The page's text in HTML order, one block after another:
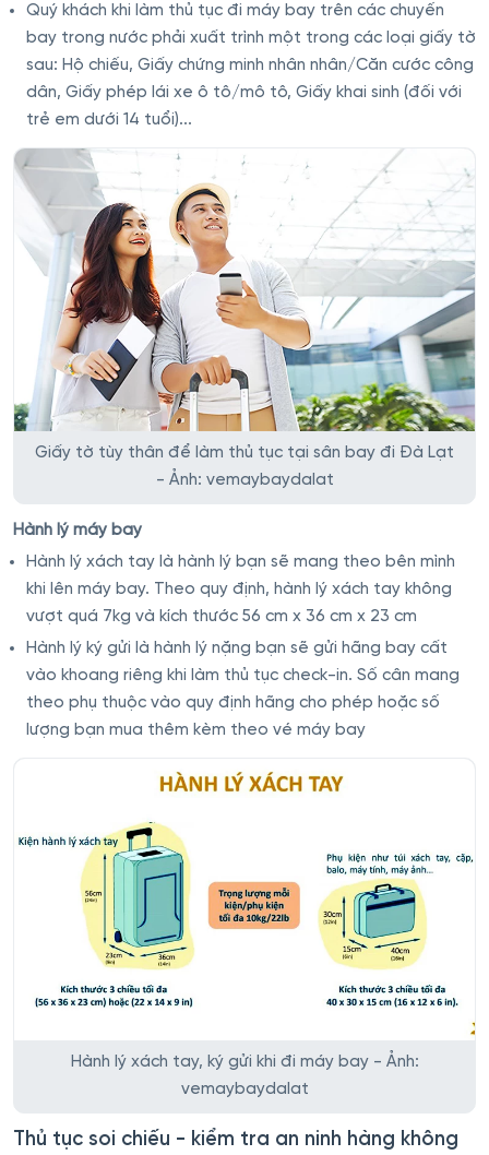
Quý khách khi làm thủ tục đi máy bay trên các chuyến
bay trong nước phải xuất trình một trong các loại giấy tờ
sau: Hộ chiếu, Giấy chứng minh nhân nhân/Căn cước công
dân, Giấy phép lái xe ô tô/mô tô, Giấy khai sinh (đối với
trẻ em dưới 14 tuổi)...
Giấy tờ tùy thân để làm thủ tục tại sân bay đi Đà Lạt
- Ảnh: vemaybaydalat
Hành lý máy bay
Hành lý xách tay là hành lý bạn sẽ mang theo bên mình
khi lên máy bay. Theo quy định, hành lý xách tay không
vượt quá 7kg và kích thước 56 cm x 36 cm x 23 cm
Hành lý ký gửi là hành lý nặng bạn sẽ gửi hãng bay cất
vào khoang riêng khi làm thủ tục check-in. Số cân mang
theo phụ thuộc vào quy định hãng cho phép hoặc số
lượng bạn mua thêm kèm theo vé máy bay
Hành lý xách tay, ký gửi khi đi máy bay - Ảnh:
vemaybaydalat
Thủ tục soi chiếu - kiểm tra an ninh hàng không